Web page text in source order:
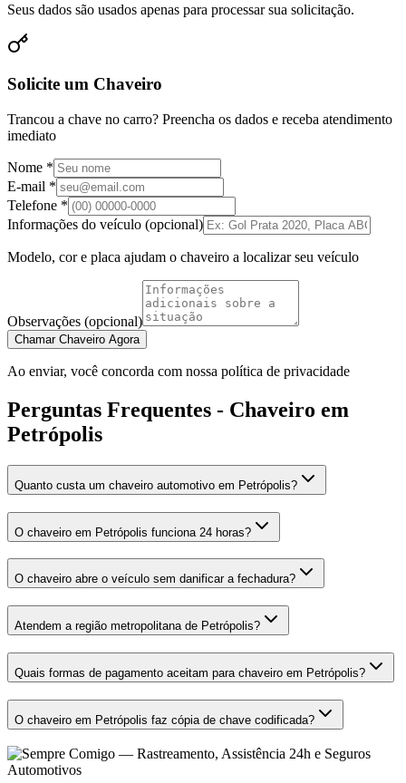
Seus dados são usados apenas para processar sua solicitação.
Solicite um Chaveiro
Trancou a chave no carro? Preencha os dados e receba atendimento
imediato
Nome *
E-mail *
Telefone *
Informações do veículo (opcional)
Modelo, cor e placa ajudam o chaveiro a localizar seu veículo
Observações (opcional)
Chamar Chaveiro Agora
Ao enviar, você concorda com nossa política de privacidade
Perguntas Frequentes - Chaveiro em
Petrópolis
Quanto custa um chaveiro automotivo em Petrópolis?
O chaveiro em Petrópolis funciona 24 horas?
O chaveiro abre o veículo sem danificar a fechadura?
Atendem a região metropolitana de Petrópolis?
Quais formas de pagamento aceitam para chaveiro em Petrópolis?
O chaveiro em Petrópolis faz cópia de chave codificada?